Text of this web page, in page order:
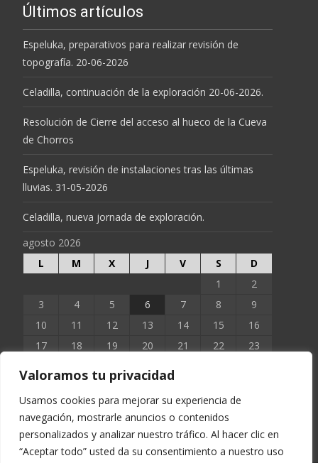
Valoramos tu privacidad
Usamos cookies para mejorar su experiencia de
navegación, mostrarle anuncios o contenidos
personalizados y analizar nuestro tráfico. Al hacer clic en
“Aceptar todo” usted da su consentimiento a nuestro uso
Últimos artículos
Espeluka, preparativos para realizar revisión de
topografía. 20-06-2026
Celadilla, continuación de la exploración 20-06-2026.
Resolución de Cierre del acceso al hueco de la Cueva
de Chorros
Espeluka, revisión de instalaciones tras las últimas
lluvias. 31-05-2026
Celadilla, nueva jornada de exploración.
agosto 2026
L
M X J V S
D
1
2
3
4 5 6 7 8
9
10
11 12 13 14 15
16
17
18 19 20 21 22
23
« Jun